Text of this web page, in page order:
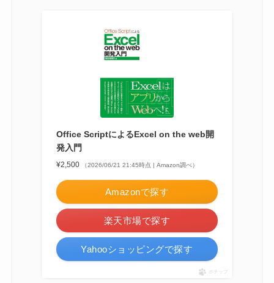
Office ScriptによるExcel on the web開
発入門
¥2,500 （2026/06/21 21:45時点 | Amazon調べ）
Amazonで探す
楽天市場で探す
Yahooショッピングで探す
ポチップ